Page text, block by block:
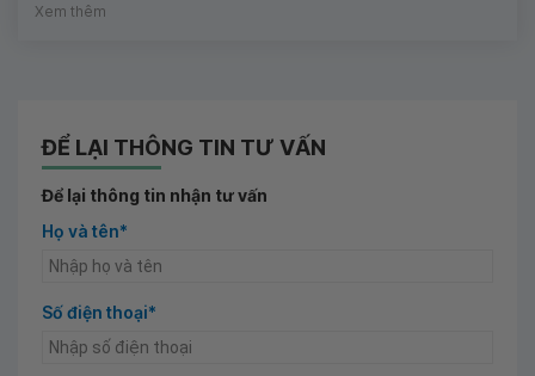
Xem thêm
ĐỂ LẠI THÔNG TIN TƯ VẤN
Để lại thông tin nhận tư vấn
Họ và tên*
Số điện thoại*